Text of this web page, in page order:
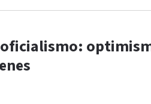
oficialismo: